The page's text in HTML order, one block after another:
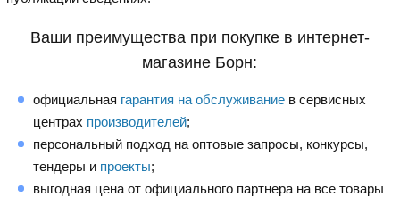
Ваши преимущества при покупке в интернет-
магазине Борн:
официальная гарантия на обслуживание в сервисных
центрах производителей;
персональный подход на оптовые запросы, конкурсы,
тендеры и проекты;
выгодная цена от официального партнера на все товары